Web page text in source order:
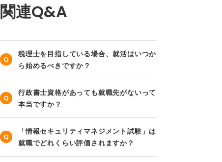
関連Q&A
税理士を目指している場合、就活はいつか
ら始めるべきですか？
行政書士資格があっても就職先がないって
本当ですか？
「情報セキュリティマネジメント試験」は
就職でどれくらい評価されますか？